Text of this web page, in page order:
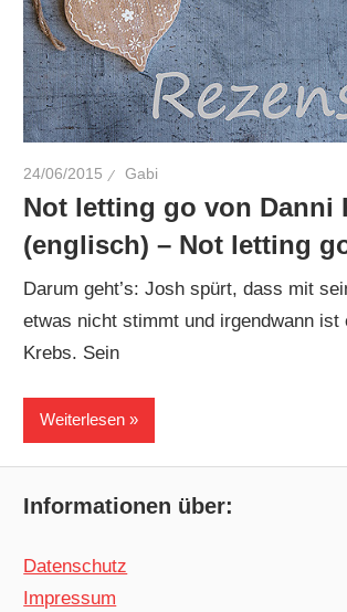
24/06/2015 Gabi
Not letting go von Danni
(englisch) – Not letting
Darum geht’s: Josh spürt, dass mit
etwas nicht stimmt und irgendwann ist
Krebs. Sein
Weiterlesen
Informationen über:
Datenschutz
Impressum